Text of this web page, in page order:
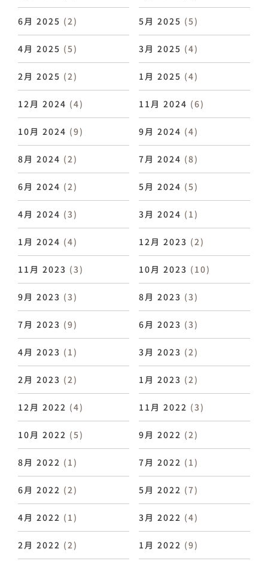
6月 2025 (2) 5月 2025 (5)
4月 2025 (5) 3月 2025 (4)
2月 2025 (2) 1月 2025 (4)
12月 2024 (4) 11月 2024 (6)
10月 2024 (9) 9月 2024 (4)
8月 2024 (2) 7月 2024 (8)
6月 2024 (2) 5月 2024 (5)
4月 2024 (3) 3月 2024 (1)
1月 2024 (4) 12月 2023 (2)
11月 2023 (3) 10月 2023 (10)
9月 2023 (3) 8月 2023 (3)
7月 2023 (9) 6月 2023 (3)
4月 2023 (1) 3月 2023 (2)
2月 2023 (2) 1月 2023 (2)
12月 2022 (4) 11月 2022 (3)
10月 2022 (5) 9月 2022 (2)
8月 2022 (1) 7月 2022 (1)
6月 2022 (2) 5月 2022 (7)
4月 2022 (1) 3月 2022 (4)
2月 2022 (2) 1月 2022 (9)